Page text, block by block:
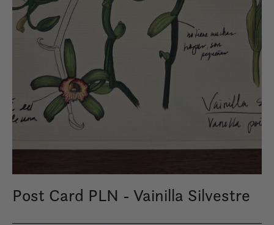
Post Card PLN - Vainilla Silvestre